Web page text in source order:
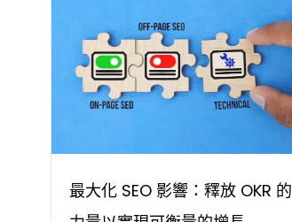
最大化 SEO 影響：釋放 OKR 的